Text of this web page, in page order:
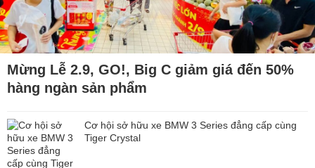
Mừng Lễ 2.9, GO!, Big C giảm giá đến 50%
hàng ngàn sản phẩm
Cơ hội sở hữu xe BMW 3 Series đẳng cấp cùng
Tiger Crystal